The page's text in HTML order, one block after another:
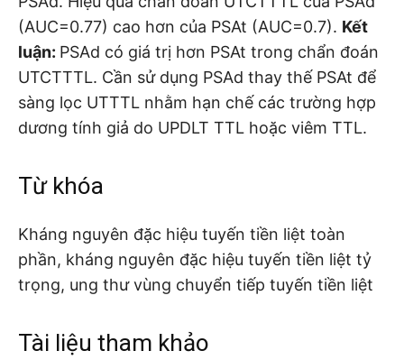
(AUC=0.77) cao hơn của PSAt (AUC=0.7). Kết
luận: PSAd có giá trị hơn PSAt trong chẩn đoán
UTCTTTL. Cần sử dụng PSAd thay thế PSAt để
sàng lọc UTTTL nhằm hạn chế các trường hợp
dương tính giả do UPDLT TTL hoặc viêm TTL.
Từ khóa
Kháng nguyên đặc hiệu tuyến tiền liệt toàn
phần, kháng nguyên đặc hiệu tuyến tiền liệt tỷ
trọng, ung thư vùng chuyển tiếp tuyến tiền liệt
Tài liệu tham khảo